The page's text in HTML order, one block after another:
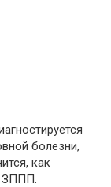
болезни,
как
ЗППП.